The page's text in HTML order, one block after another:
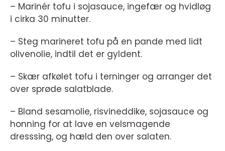
– Marinér tofu i sojasauce, ingefær og hvidløg
i cirka 30 minutter.
– Steg marineret tofu på en pande med lidt
olivenolie, indtil det er gyldent.
– Skær afkølet tofu i terninger og arranger det
over sprøde salatblade.
– Bland sesamolie, risvineddike, sojasauce og
honning for at lave en velsmagende
dresssing, og hæld den over salaten.